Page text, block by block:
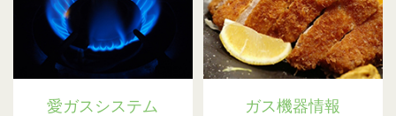
愛ガスシステム ガス機器情報